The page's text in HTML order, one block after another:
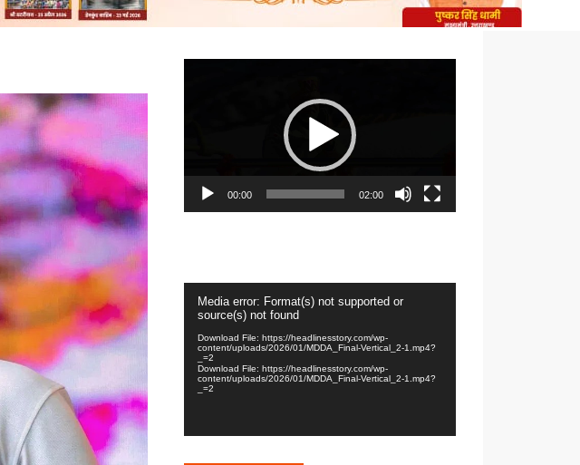
00:00 02:00
Player
Media error: Format(s) not supported or
source(s) not found
Download File: https://headlinesstory.com/wp-
content/uploads/2026/01/MDDA_Final-Vertical_2-1.mp4?
_=2
Download File: https://headlinesstory.com/wp-
content/uploads/2026/01/MDDA_Final-Vertical_2-1.mp4?
_=2